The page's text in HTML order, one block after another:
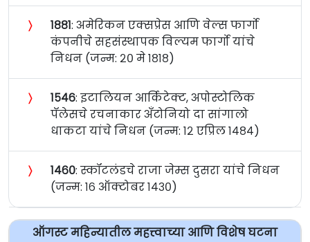
〉 १८८१: अमेरिकन एक्सप्रेस आणि वेल्स फार्गो
कंपनीचे सहसंस्थापक विल्यम फार्गो यांचे
निधन (जन्म: २० मे १८१८)
〉 १५४६: इटालियन आर्किटेक्ट, अपोस्टोलिक
पॅलेसचे रचनाकार अँटोनियो दा सांगालो
धाकटा यांचे निधन (जन्म: १२ एप्रिल १४८४)
〉 १४६०: स्कॉटलंडचे राजा जेम्स दुसरा यांचे निधन
(जन्म: १६ ऑक्टोबर १४३०)
ऑगस्ट महिन्यातील महत्त्वाच्या आणि विशेष घटना